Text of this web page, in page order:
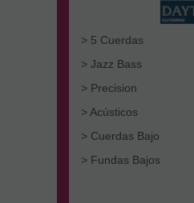
> 5 Cuerdas
> Jazz Bass
> Precision
> Acústicos
> Cuerdas Bajo
> Fundas Bajos